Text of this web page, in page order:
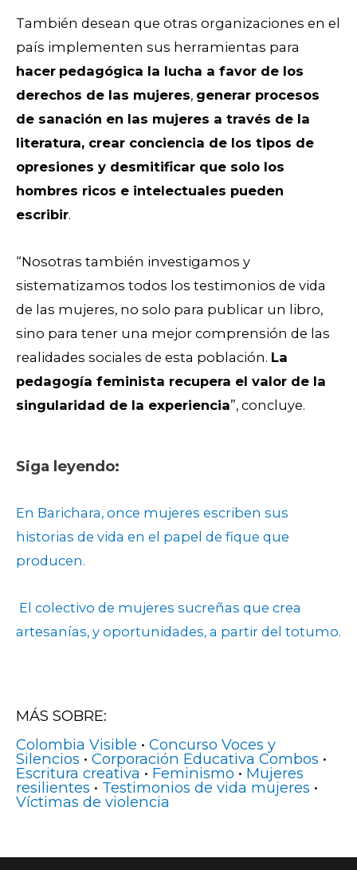
También desean que otras organizaciones en el
país implementen sus herramientas para
hacer pedagógica la lucha a favor de los
derechos de las mujeres, generar procesos
de sanación en las mujeres a través de la
literatura, crear conciencia de los tipos de
opresiones y desmitificar que solo los
hombres ricos e intelectuales pueden
escribir.
“Nosotras también investigamos y
sistematizamos todos los testimonios de vida
de las mujeres, no solo para publicar un libro,
sino para tener una mejor comprensión de las
realidades sociales de esta población. La
pedagogía feminista recupera el valor de la
singularidad de la experiencia”, concluye.
Siga leyendo:
En Barichara, once mujeres escriben sus
historias de vida en el papel de fique que
producen.
El colectivo de mujeres sucreñas que crea
artesanías, y oportunidades, a partir del totumo.
MÁS SOBRE:
Colombia Visible • Concurso Voces y
Silencios • Corporación Educativa Combos •
Escritura creativa • Feminismo • Mujeres
resilientes • Testimonios de vida mujeres •
Víctimas de violencia